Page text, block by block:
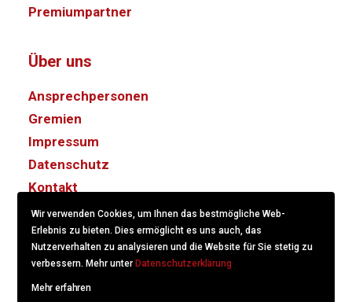
Premiumpartner
Über uns
Ansprechpersonen
Gremien
Impressum
Datenschutz
Kontakt
Wir verwenden Cookies, um Ihnen das bestmögliche Web-
Erlebnis zu bieten. Dies ermöglicht es uns auch, das
Nutzerverhalten zu analysieren und die Website für Sie stetig zu
verbessern. Mehr unter Datenschutzerklärung
Mehr erfahren